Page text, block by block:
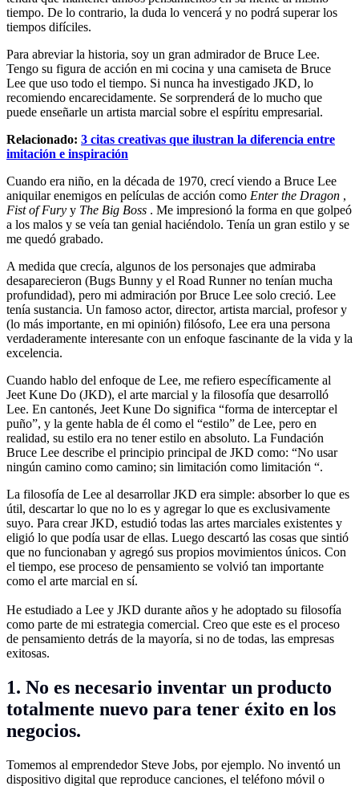
tiempo. De lo contrario, la duda lo vencerá y no podrá superar los
tiempos difíciles.
Para abreviar la historia, soy un gran admirador de Bruce Lee.
Tengo su figura de acción en mi cocina y una camiseta de Bruce
Lee que uso todo el tiempo. Si nunca ha investigado JKD, lo
recomiendo encarecidamente. Se sorprenderá de lo mucho que
puede enseñarle un artista marcial sobre el espíritu empresarial.
Relacionado: 3 citas creativas que ilustran la diferencia entre
imitación e inspiración
Cuando era niño, en la década de 1970, crecí viendo a Bruce Lee
aniquilar enemigos en películas de acción como Enter the Dragon ,
Fist of Fury y The Big Boss . Me impresionó la forma en que golpeó
a los malos y se veía tan genial haciéndolo. Tenía un gran estilo y se
me quedó grabado.
A medida que crecía, algunos de los personajes que admiraba
desaparecieron (Bugs Bunny y el Road Runner no tenían mucha
profundidad), pero mi admiración por Bruce Lee solo creció. Lee
tenía sustancia. Un famoso actor, director, artista marcial, profesor y
(lo más importante, en mi opinión) filósofo, Lee era una persona
verdaderamente interesante con un enfoque fascinante de la vida y la
excelencia.
Cuando hablo del enfoque de Lee, me refiero específicamente al
Jeet Kune Do (JKD), el arte marcial y la filosofía que desarrolló
Lee. En cantonés, Jeet Kune Do significa “forma de interceptar el
puño”, y la gente habla de él como el “estilo” de Lee, pero en
realidad, su estilo era no tener estilo en absoluto. La Fundación
Bruce Lee describe el principio principal de JKD como: “No usar
ningún camino como camino; sin limitación como limitación “.
La filosofía de Lee al desarrollar JKD era simple: absorber lo que es
útil, descartar lo que no lo es y agregar lo que es exclusivamente
suyo. Para crear JKD, estudió todas las artes marciales existentes y
eligió lo que podía usar de ellas. Luego descartó las cosas que sintió
que no funcionaban y agregó sus propios movimientos únicos. Con
el tiempo, ese proceso de pensamiento se volvió tan importante
como el arte marcial en sí.
He estudiado a Lee y JKD durante años y he adoptado su filosofía
como parte de mi estrategia comercial. Creo que este es el proceso
de pensamiento detrás de la mayoría, si no de todas, las empresas
exitosas.
1. No es necesario inventar un producto
totalmente nuevo para tener éxito en los
negocios.
Tomemos al emprendedor Steve Jobs, por ejemplo. No inventó un
dispositivo digital que reproduce canciones, el teléfono móvil o